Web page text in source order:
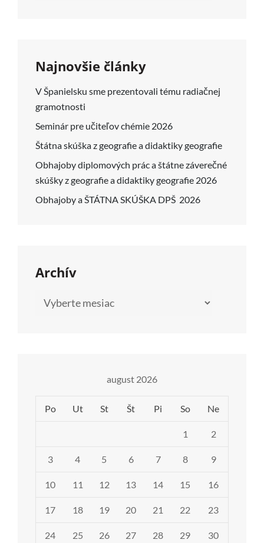
Najnovšie články
V Španielsku sme prezentovali tému radiačnej
gramotnosti
Seminár pre učiteľov chémie 2026
Štátna skúška z geografie a didaktiky geografie
Obhajoby diplomových prác a štátne záverečné
skúšky z geografie a didaktiky geografie 2026
Obhajoby a ŠTÁTNA SKÚŠKA DPŠ 2026
Archív
Archív
august 2026
Po Ut St Št Pi So Ne
1 2
3 4 5 6 7 8 9
10 11 12 13 14 15 16
17 18 19 20 21 22 23
24 25 26 27 28 29 30